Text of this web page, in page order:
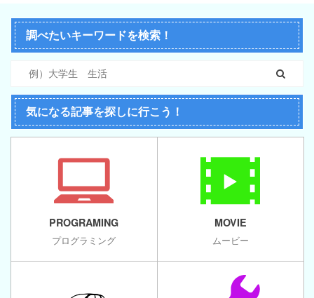
調べたいキーワードを検索！
気になる記事を探しに行こう！
PROGRAMING
プログラミング
MOVIE
ムービー